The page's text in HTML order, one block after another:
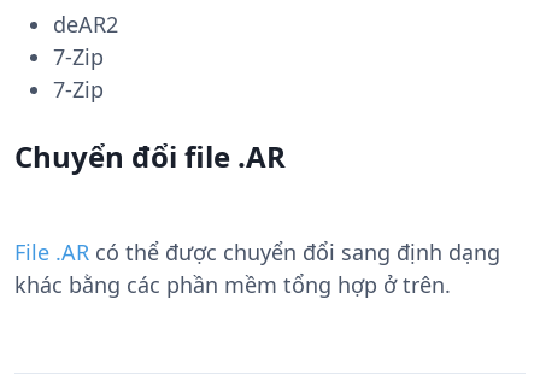
deAR2
7-Zip
7-Zip
Chuyển đổi file .AR
File .AR có thể được chuyển đổi sang định dạng
khác bằng các phần mềm tổng hợp ở trên.